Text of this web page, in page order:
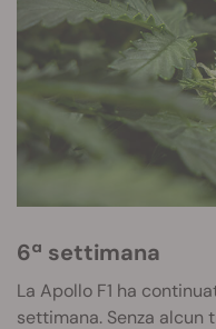
6ª settimana
La Apollo F1 ha
settimana. Senza alcun